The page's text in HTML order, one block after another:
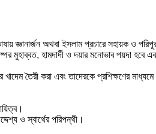
জ্ঞানার্জন অথবা ইসলাম প্রচারে সহায়ক ও
হামদার্দী ও দয়ার মনোভাব পয়দা হবে
তৈরী করা এবং তাদেরকে প্রশিক্ষণের
ও স্বার্থের পরিপন্থী।